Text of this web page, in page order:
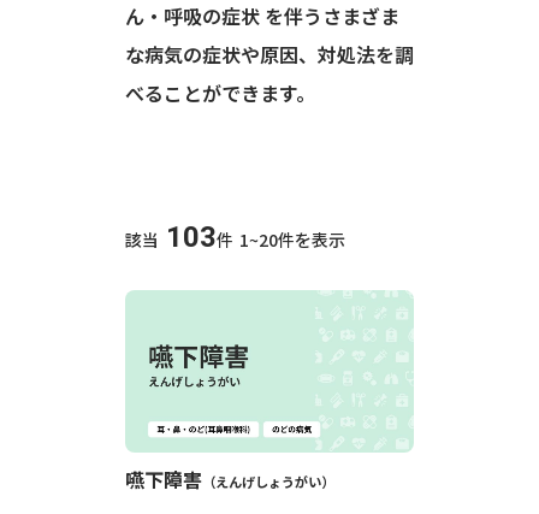
ん・呼吸の症状 を伴うさまざま
な病気の症状や原因、対処法を調
べることができます。
該当 103件 1~20件を表示
嚥下障害 えんげしょうがい